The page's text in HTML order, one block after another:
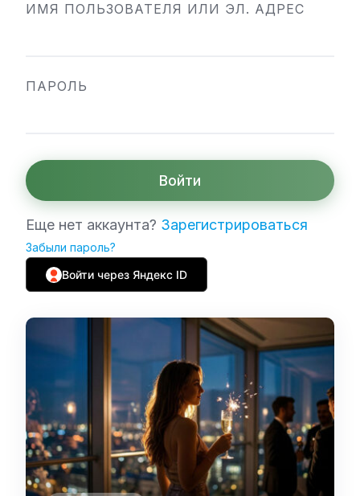
ИМЯ ПОЛЬЗОВАТЕЛЯ ИЛИ ЭЛ. АДРЕС
ПАРОЛЬ
Войти
Еще нет аккаунта? Зарегистрироваться
Забыли пароль?
Войти через Яндекс ID